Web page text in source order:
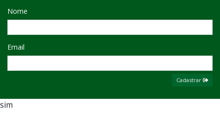
Nome
Email
Cadastrar
sim